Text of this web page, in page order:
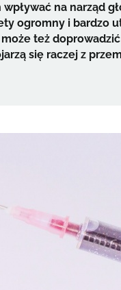
na narząd
ogromny i bardzo
też
się raczej z